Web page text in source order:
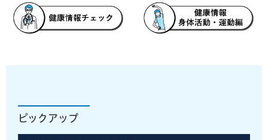
ピックアップ